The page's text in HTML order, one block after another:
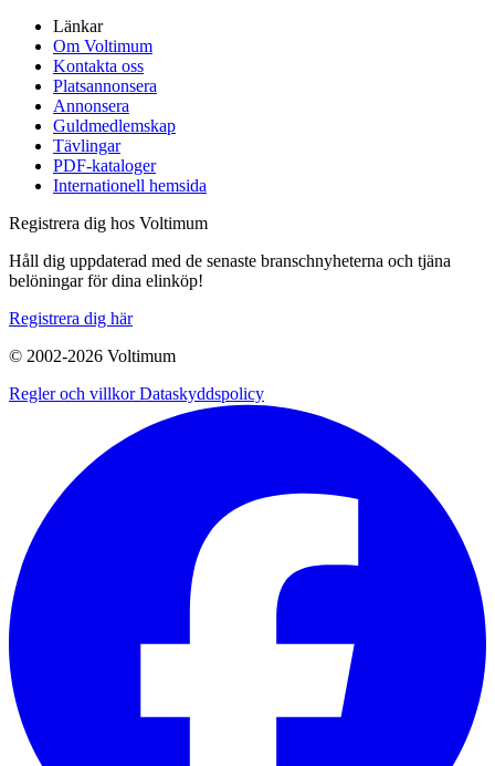
Länkar
Om Voltimum
Kontakta oss
Platsannonsera
Annonsera
Guldmedlemskap
Tävlingar
PDF-kataloger
Internationell hemsida
Registrera dig hos Voltimum
Håll dig uppdaterad med de senaste branschnyheterna och tjäna
belöningar för dina elinköp!
Registrera dig här
© 2002-2026 Voltimum
Regler och villkorDataskyddspolicy